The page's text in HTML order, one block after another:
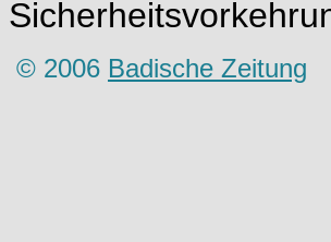
© 2006 Badische Zeitung